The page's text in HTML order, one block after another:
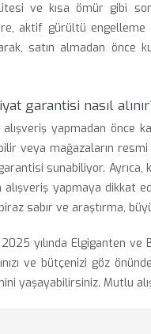
ve kısa ömür gibi
aktif gürültü
satın almadan önce
garantisi nasıl
yapmadan önce
veya mağazaların
sunabiliyor. Ayrıca,
alışveriş yapmaya dikkat
sabır ve araştırma,
yılında Elgiganten ve
ve bütçenizi göz
yaşayabilirsiniz. Mutlu